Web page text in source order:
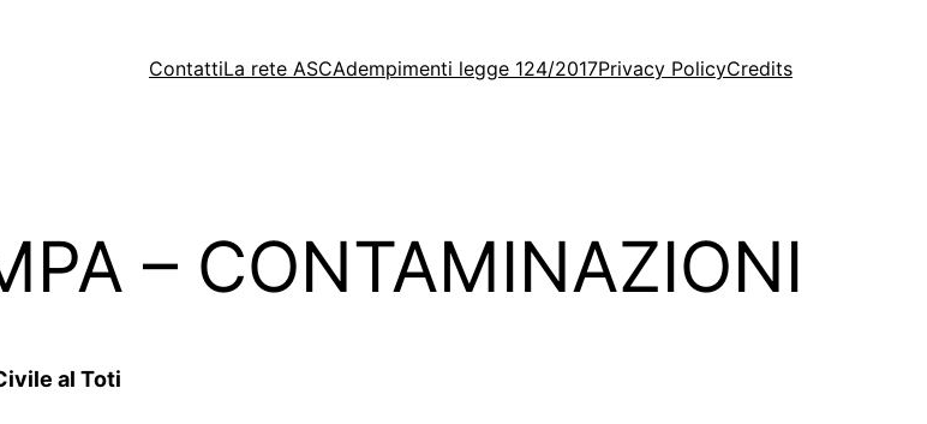
ContattiLa rete ASCAdempimenti legge 124/2017Privacy PolicyCredits
– CONTAMINAZIONI
al Toti